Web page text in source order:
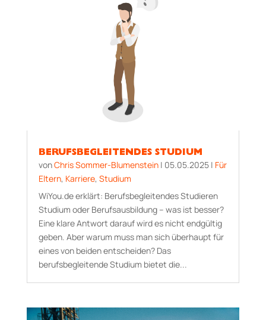
BERUFSBEGLEITENDES STUDIUM
vonChris Sommer-Blumenstein| 05.05.2025| Für
Eltern, Karriere, Studium
WiYou.de erklärt: Berufsbegleitendes Studieren
Studium oder Berufsausbildung – was ist besser?
Eine klare Antwort darauf wird es nicht endgültig
geben. Aber warum muss man sich überhaupt für
eines von beiden entscheiden? Das
berufsbegleitende Studium bietet die...